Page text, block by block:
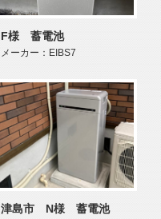
F様 蓄電池
メーカー：EIBS7
津島市 N様 蓄電池